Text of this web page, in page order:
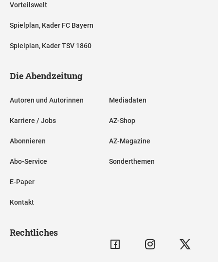
Vorteilswelt
Spielplan, Kader FC Bayern
Spielplan, Kader TSV 1860
Die Abendzeitung
Autoren und Autorinnen
Karriere / Jobs
Abonnieren
Abo-Service
E-Paper
Kontakt
Mediadaten
AZ-Shop
AZ-Magazine
Sonderthemen
Rechtliches